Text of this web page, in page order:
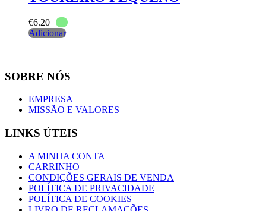
€6.20
Adicionar
SOBRE NÓS
EMPRESA
MISSÃO E VALORES
LINKS ÚTEIS
A MINHA CONTA
CARRINHO
CONDIÇÕES GERAIS DE VENDA
POLÍTICA DE PRIVACIDADE
POLÍTICA DE COOKIES